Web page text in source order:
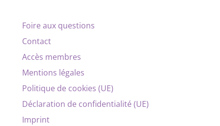
Foire aux questions
Contact
Accès membres
Mentions légales
Politique de cookies (UE)
Déclaration de confidentialité (UE)
Imprint